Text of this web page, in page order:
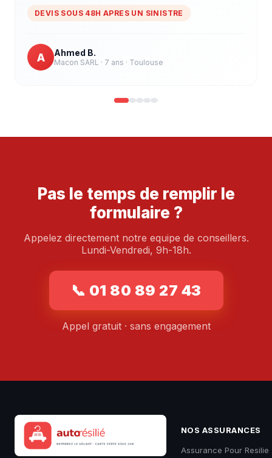
DEVIS SOUS 48H APRES UN SINISTRE
A Ahmed B.
Macon SARL · 7 ans · Toulouse
Pas le temps de remplir le
formulaire ?
Appelez directement notre equipe de conseillers.
Lundi-Vendredi, 9h-18h.
📞 01 80 89 27 43
Appel gratuit · sans engagement
NOS ASSURANCES
Assurance Pour Resilie